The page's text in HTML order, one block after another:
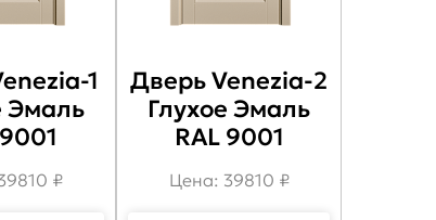
1
Эмаль
₽
Дверь Venezia-2
Глухое Эмаль
RAL 9001
Цена: 39810 ₽